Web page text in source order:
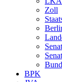
Zoll
BPK